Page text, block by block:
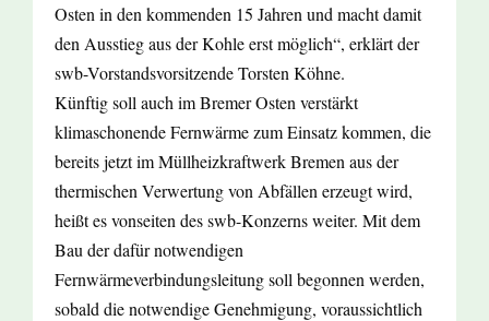
Osten in den kommenden 15 Jahren und macht damit
den Ausstieg aus der Kohle erst möglich“, erklärt der
swb-Vorstandsvorsitzende Torsten Köhne.
Künftig soll auch im Bremer Osten verstärkt
klimaschonende Fernwärme zum Einsatz kommen, die
bereits jetzt im Müllheizkraftwerk Bremen aus der
thermischen Verwertung von Abfällen erzeugt wird,
heißt es vonseiten des swb-Konzerns weiter. Mit dem
Bau der dafür notwendigen
Fernwärmeverbindungsleitung soll begonnen werden,
sobald die notwendige Genehmigung, voraussichtlich